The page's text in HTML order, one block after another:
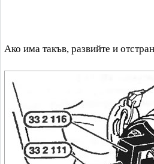
Ако има такъв, развийте и